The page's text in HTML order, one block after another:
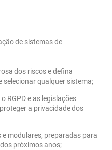
de sistemas de
dos riscos e defina
selecionar qualquer sistema;
RGPD e as legislações
a privacidade dos
modulares, preparadas para
próximos anos;